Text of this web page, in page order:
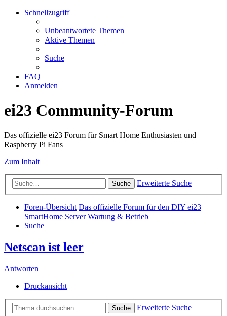
Schnellzugriff
Unbeantwortete Themen
Aktive Themen
Suche
FAQ
Anmelden
ei23 Community-Forum
Das offizielle ei23 Forum für Smart Home Enthusiasten und
Raspberry Pi Fans
Zum Inhalt
Suche Erweiterte Suche
Foren-Übersicht Das offizielle Forum für den DIY ei23
SmartHome Server Wartung & Betrieb
Suche
Netscan ist leer
Antworten
Druckansicht
Suche
Erweiterte Suche